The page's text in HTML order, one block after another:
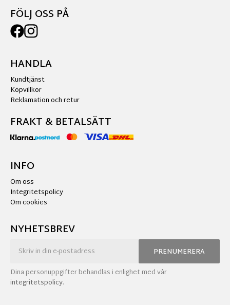
FÖLJ OSS PÅ
HANDLA
Kundtjänst
Köpvillkor
Reklamation och retur
FRAKT & BETALSÄTT
INFO
Om oss
Integritetspolicy
Om cookies
NYHETSBREV
PRENUMERERA
Dina personuppgifter behandlas i enlighet med vår
integritetspolicy.